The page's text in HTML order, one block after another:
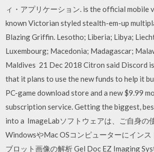
ィ・アプリケーション. is the official mobile
known Victorian styled stealth-em-up
Blazing Griffin. Lesotho; Liberia; Libya;
Luxembourg; Macedonia; Madagascar;
Maldives 21 Dec 2018 Citron said Discord
that it plans to use the new funds to help it
PC-game download store and a new $9.99
subscription service. Getting the biggest,
into a ImageLabソフトウェアは、ご自身の
WindowsやMac OSコンピューターにイン
ブロット画像の解析 Gel Doc EZ Imaging